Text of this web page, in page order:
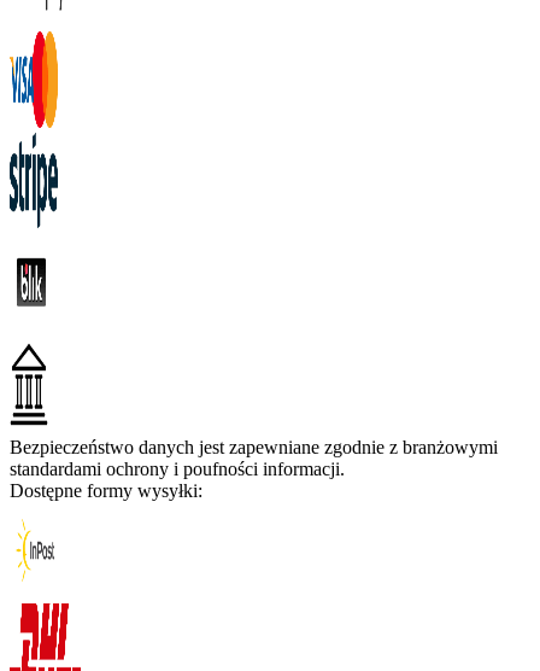
Bezpieczeństwo danych jest zapewniane zgodnie z branżowymi
standardami ochrony i poufności informacji.
Dostępne formy wysyłki: